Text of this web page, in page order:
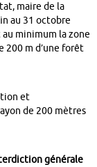
maire de la
au 31 octobre
minimum la zone
200 m d’une forêt
et
de 200 mètres
générale